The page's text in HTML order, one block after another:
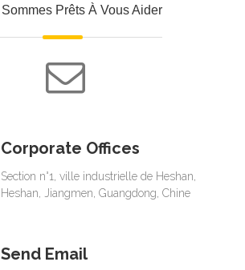
Prêts À Vous Aider
Corporate Offices
Section n°1, ville industrielle de Heshan,
Heshan, Jiangmen, Guangdong, Chine
Send Email